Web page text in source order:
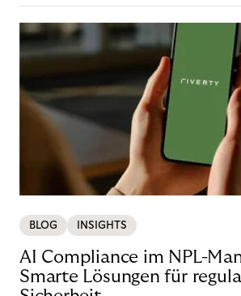
BLOG INSIGHTS
AI Compliance im NPL-
Smarte Lösungen für